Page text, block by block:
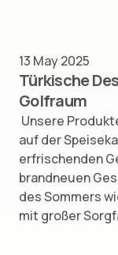
13 May 2025
Türkische
Golfraum
Unsere
auf der
erfrischenden
brandneuen
des Sommers
mit großer